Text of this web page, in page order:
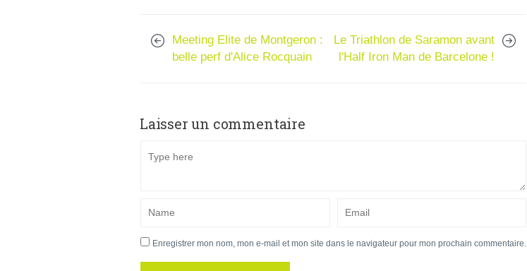
Meeting Elite de Montgeron :
belle perf d'Alice Rocquain
Le Triathlon de Saramon avant
l'Half Iron Man de Barcelone !
Laisser un commentaire
Enregistrer mon nom, mon e-mail et mon site dans le navigateur pour mon prochain commentaire.